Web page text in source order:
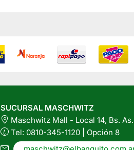
SUCURSAL MASCHWITZ
Maschwitz Mall - Local 14, Bs.
Tel: 0810-345-1120 | Opción 8